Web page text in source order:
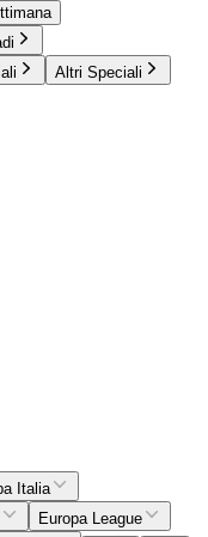
Altri Speciali
Italia
Europa League